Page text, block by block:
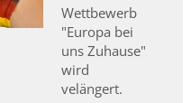
Wettbewerb
"Europa bei
uns Zuhause"
wird
velängert.